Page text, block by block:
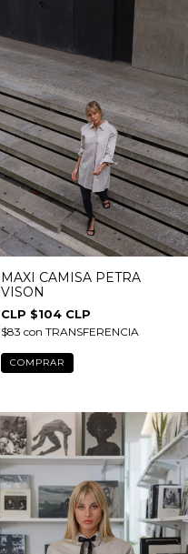
MAXI CAMISA PETRA
VISON
$104 CLP
$83 con TRANSFERENCIA
COMPRAR